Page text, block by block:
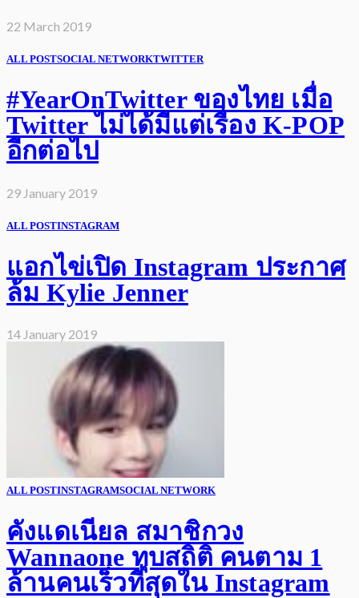
22 March 2019
ALL POSTSOCIAL NETWORKTWITTER
#YearOnTwitter ของไทย เมื่อ
Twitter ไม่ได้มีแต่เรื่อง K-POP
อีกต่อไป
29 January 2019
ALL POSTINSTAGRAM
แอกไข่เปิด Instagram ประกาศ
ล้ม Kylie Jenner
14 January 2019
ALL POSTINSTAGRAMSOCIAL NETWORK
คังแดเนียล สมาชิกวง
Wannaone ทุบสถิติ คนตาม 1
ล้านคนเร็วที่สุดใน Instagram